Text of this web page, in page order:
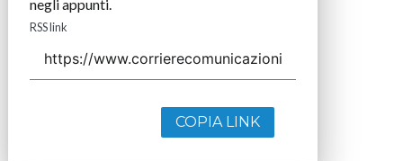
negli appunti.
RSS link
COPIA LINK